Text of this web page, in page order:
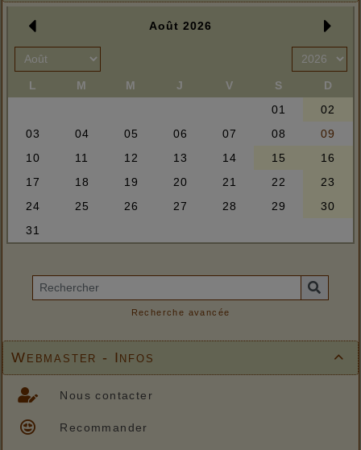
Recherche avancée

Webmaster - Infos
Nous contacter
Recommander